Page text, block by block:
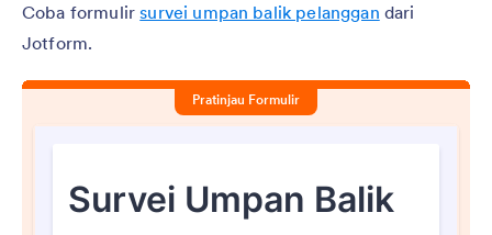
Coba formulirsurvei umpan balik pelanggan dari
Jotform.